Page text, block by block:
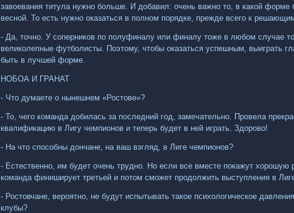
завоевания титула нужно больше. И добавил: очень важно то, в какой форме
весной. То есть нужно оказаться в полном порядке, прежде всего к
- Да, точно. У соперников по полуфиналу или финалу тоже в любом случае
великолепные футболисты. Поэтому, чтобы оказаться успешным, выиграть
быть в лучшей форме.
НОБОА И ГРАНАТ
- Что думаете о нынешнем «Ростове»?
- То, чего команда добилась за последний год, замечательно. Провела
квалификацию в Лигу чемпионов и теперь будет в ней играть. Здорово!
- На что способны дончане, на ваш взгляд, в Лиге чемпионов?
- Естественно, им будет очень трудно. Но если все вместе покажут хорошую
команда финиширует третьей и потом сможет продолжить выступления в
- Ростовчане, вероятно, не будут испытывать такое психологическое
клубы?